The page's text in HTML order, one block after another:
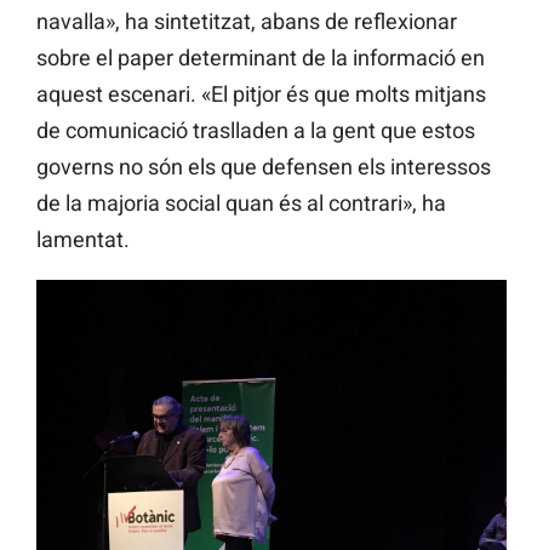
navalla», ha sintetitzat, abans de reflexionar
sobre el paper determinant de la informació en
aquest escenari. «El pitjor és que molts mitjans
de comunicació traslladen a la gent que estos
governs no són els que defensen els interessos
de la majoria social quan és al contrari», ha
lamentat.